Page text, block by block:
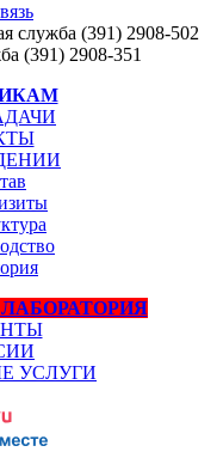
служба (391) 2908-502
(391) 2908-351
УСЛУГИ